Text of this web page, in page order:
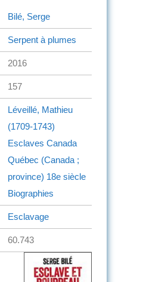
Bilé, Serge
Serpent à plumes
2016
157
Léveillé, Mathieu
(1709-1743)
Esclaves Canada
Québec (Canada ;
province) 18e siècle
Biographies
Esclavage
60.743